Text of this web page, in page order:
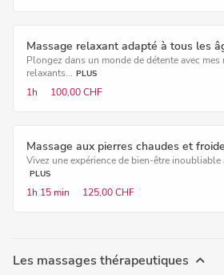
Massage relaxant adapté à tous les
Plongez dans un monde de détente avec mes
relaxants... PLUS
1h 100,00 CHF
Massage aux pierres chaudes et
Vivez une expérience de bien-être inoubliable
PLUS
1h 15 min 125,00 CHF
Les massages thérapeutiques